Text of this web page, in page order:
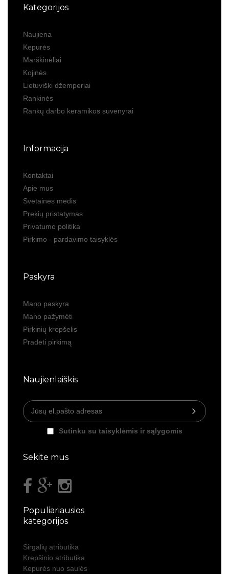
Kategorijos
Naujiena
Kepurės
Marškinėliai
Kojinės
Lietuviški džemperiai
Rankinės
Rankų darbo keramikos suvenyrai
Informacija
Kontaktai
Apie mus
Svetainės medis
Prekių pristatymas
Privatumo politika
Pirkimo - pardavimo taisyklės
Paskyra
Mano paskyra
Mano pažymėti
Pirkinių krepšelis
Pradėti pirkimą
Naujienlaiškis
Sutinku su taisyklėmis ir sąlygomis
Sekite mus
Populiariausios
kategorijos
Sirgalių atributika
Krepšinio atributika
Kepurės nuo saulės